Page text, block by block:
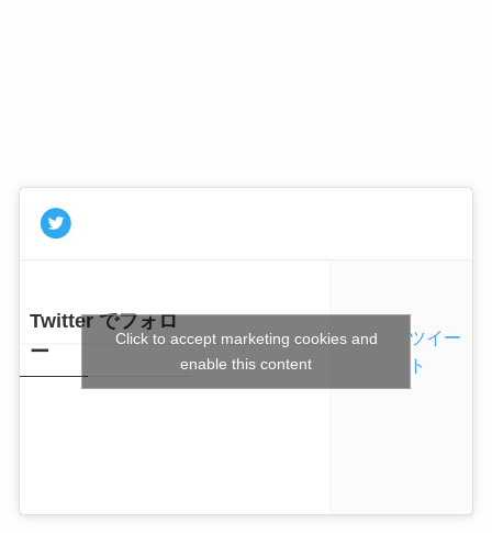
Twitter でフォロ
ー
ツイー
ト
Click to accept marketing cookies and
enable this content